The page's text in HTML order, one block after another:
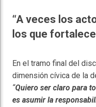
“A veces los
los que
En el tramo final del
dimensión cívica de la
“Quiero ser claro para
es asumir la